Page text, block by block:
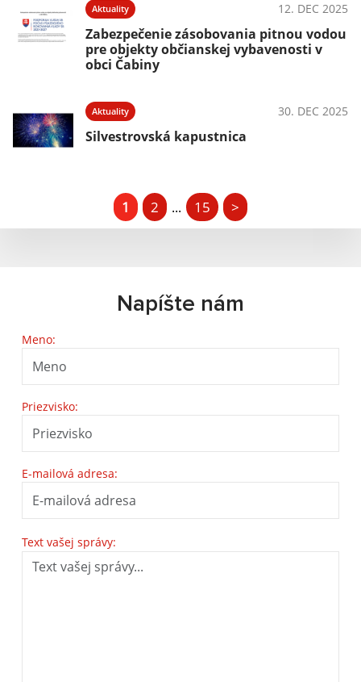
Aktuality 12. DEC 2025
Zabezpečenie zásobovania pitnou vodou
pre objekty občianskej vybavenosti v
obci Čabiny
Aktuality 30. DEC 2025
Silvestrovská kapustnica
1 2 ... 15 >
Napíšte nám
Meno:
Priezvisko:
E-mailová adresa:
Text vašej správy: